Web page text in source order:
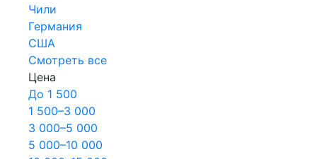
Чили
Германия
США
Смотреть все
Цена
До 1 500
1 500–3 000
3 000–5 000
5 000–10 000